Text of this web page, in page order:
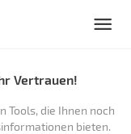
Vertrauen!
Tools, die Ihnen noch
bieten.